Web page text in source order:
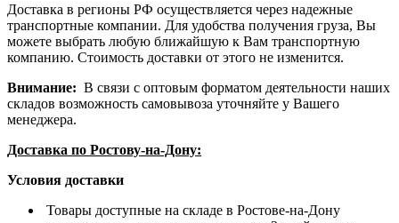
Доставка в регионы РФ осуществляется через надежные
транспортные компании. Для удобства получения груза, Вы
можете выбрать любую ближайшую к Вам транспортную
компанию. Стоимость доставки от этого не изменится.
Внимание: В связи с оптовым форматом деятельности наших
складов возможность самовывоза уточняйте у Вашего
менеджера.
Доставка по Ростову-на-Дону:
Условия доставки
Товары доступные на складе в Ростове-на-Дону